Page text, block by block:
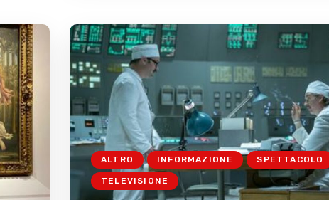
ALTRO INFORMAZIONE SPETTACOLO
TELEVISIONE